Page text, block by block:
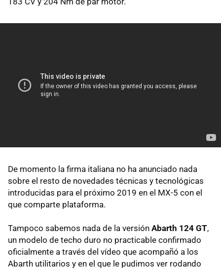
De momento la firma italiana no ha anunciado nada
sobre el resto de novedades técnicas y tecnológicas
introducidas para el próximo 2019 en el MX-5 con el
que comparte plataforma.
Tampoco sabemos nada de la versión Abarth 124 GT,
un modelo de techo duro no practicable confirmado
oficialmente a través del vídeo que acompañó a los
Abarth utilitarios y en el que le pudimos ver rodando